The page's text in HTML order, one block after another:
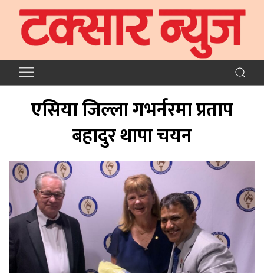
एसिया जिल्ला गभर्नरमा प्रताप
बहादुर थापा चयन